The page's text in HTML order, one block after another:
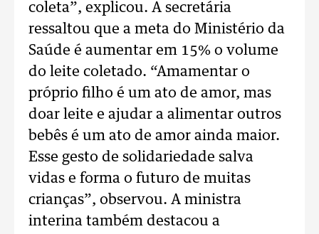
coleta”, explicou. A secretária
ressaltou que a meta do Ministério da
Saúde é aumentar em 15% o volume
do leite coletado. “Amamentar o
próprio filho é um ato de amor, mas
doar leite e ajudar a alimentar outros
bebês é um ato de amor ainda maior.
Esse gesto de solidariedade salva
vidas e forma o futuro de muitas
crianças”, observou. A ministra
interina também destacou a